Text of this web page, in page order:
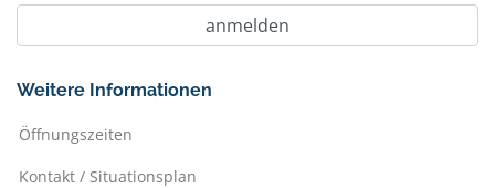
Weitere Informationen
Öffnungszeiten
Kontakt / Situationsplan